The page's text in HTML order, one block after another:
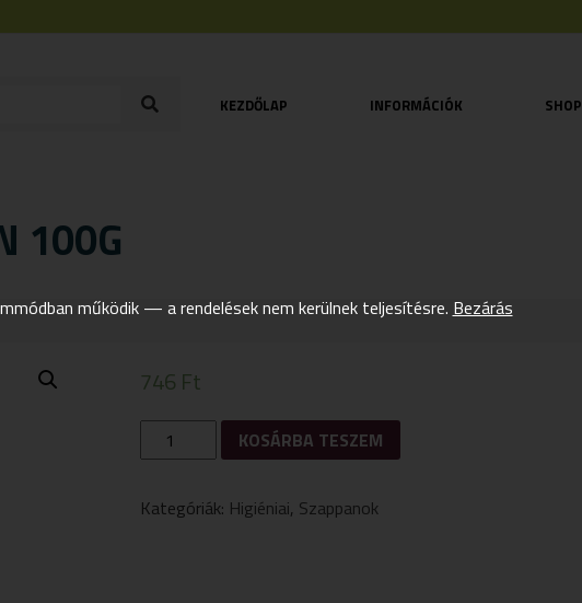
KEZDŐLAP INFORMÁCIÓK SHOP
100G
746 Ft
YAMUNA
LEVENDULÁS
MENNYISÉG
KOSÁRBA TESZEM
Kategóriák: Higiéniai, Szappanok
működik — a rendelések nem kerülnek teljesítésre. Bezárás